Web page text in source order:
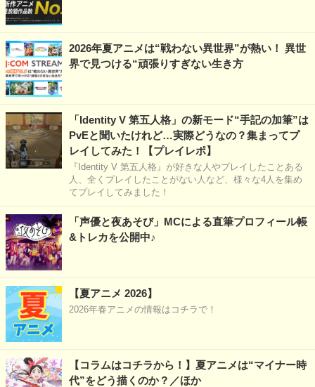
2026年夏アニメは“戦わない異世界”が熱い！ 異世
界で見つける“頑張りすぎない生き方
「Identity V 第五人格」の新モード“手記の加筆”は
PvEと聞いたけれど…実際どうなの？集まってプ
レイしてみた！【プレイレポ】
『Identity V 第五人格』が好きな人やプレイしたことある
人、全くプレイしたことがない人など、様々な4人を集め
てプレイしてみました！
「声優と夜あそび」MCによる直筆プロフィール帳
&トレカを公開中♪
【夏アニメ 2026】
2026年春アニメの情報はコチラで！
【コラムはコチラから！】夏アニメは“マイナー時
代”をどう描くのか？／ほか